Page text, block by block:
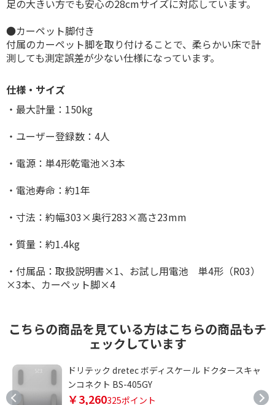
足の大きい方でも安心の28cmサイズに対応しています。
●カーペット脚付き
付属のカーペット脚を取り付けることで、柔らかい床で計
測しても測定誤差が少ない仕様になっています。
仕様・サイズ
・最大計量：150kg
・ユーザー登録数：4人
・電源：単4形乾電池×3本
・電池寿命：約1年
・寸法：約幅303×奥行283×高さ23mm
・質量：約1.4kg
・付属品：取扱説明書×1、お試し用電池 単4形（R03）
×3本、カーペット脚×4
こちらの商品を見ている方はこちらの商品もチ
ェックしています
ドリテック dretec ボディスケール ドクタースキャ
ンコネクト BS-405GY
￥3,260325ポイント